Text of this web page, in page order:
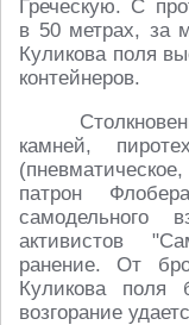
Греческую. С
в 50 метрах, за
Куликова поля
контейнеров.
камней,
патрон
самодельного
активистов
ранение. От
Куликова поля
возгорание